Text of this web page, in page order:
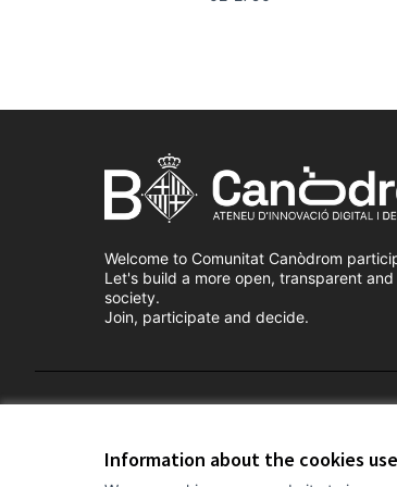
Information about the cookies
Welcome to Comunitat Canòdrom
Let's build a more open, transparent
society.
Join, participate and decide.